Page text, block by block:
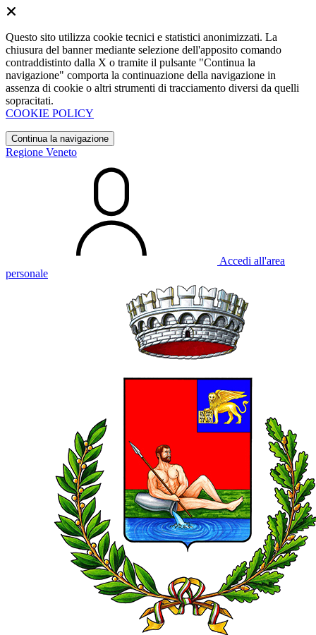
Questo sito utilizza cookie tecnici e statistici anonimizzati. La
chiusura del banner mediante selezione dell'apposito comando
contraddistinto dalla X o tramite il pulsante "Continua la
navigazione" comporta la continuazione della navigazione in
assenza di cookie o altri strumenti di tracciamento diversi da quelli
sopracitati.
COOKIE POLICY
Continua la navigazione
Regione Veneto
Accedi all'area
personale